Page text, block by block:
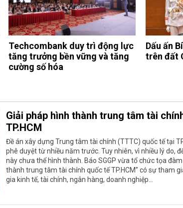
Techcombank duy trì động lực
tăng trưởng bền vững và tăng
cường số hóa
Dấu ấn
trên đất
Giải pháp hình thành trung tâm tài
TP.HCM
Đề án xây dựng Trung tâm tài chính (TTTC) quốc tế tại
phê duyệt từ nhiều năm trước. Tuy nhiên, vì nhiều lý do,
này chưa thể hình thành. Báo SGGP vừa tổ chức tọa đàm
thành trung tâm tài chính quốc tế TP.HCM” có sự tham
gia kinh tế, tài chính, ngân hàng, doanh nghiệp…